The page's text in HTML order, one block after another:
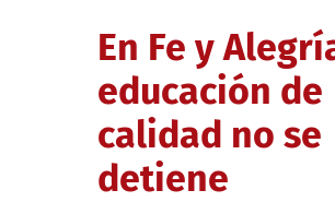
En Fe y
educación de
calidad no se
detiene